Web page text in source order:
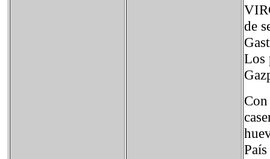
de
Los